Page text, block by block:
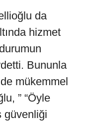
da
hizmet
Bununla
mükemmel
” “Öyle
güvenliği